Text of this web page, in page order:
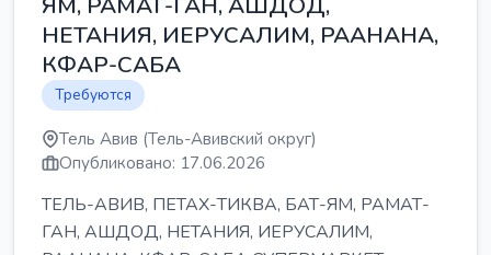
НЕТАНИЯ, ИЕРУСАЛИМ, РААНАНА,
КФАР-САБА
Требуются
Тель Авив (Тель-Авивский округ)
Опубликовано: 17.06.2026
ТЕЛЬ-АВИВ, ПЕТАХ-ТИКВА, БАТ-ЯМ, РАМАТ-
ГАН, АШДОД, НЕТАНИЯ, ИЕРУСАЛИМ,